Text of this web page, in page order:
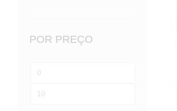
POR PREÇO
Preço
Preço